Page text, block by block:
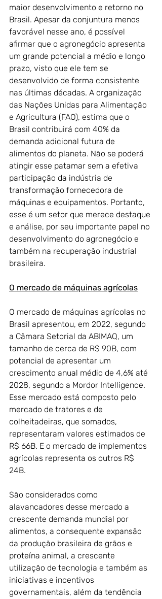
maior desenvolvimento e retorno no
Brasil. Apesar da conjuntura menos
favorável nesse ano, é possível
afirmar que o agronegócio apresenta
um grande potencial a médio e longo
prazo, visto que ele tem se
desenvolvido de forma consistente
nas últimas décadas. A organização
das Nações Unidas para Alimentação
e Agricultura (FAO), estima que o
Brasil contribuirá com 40% da
demanda adicional futura de
alimentos do planeta. Não se poderá
atingir esse patamar sem a efetiva
participação da indústria de
transformação fornecedora de
máquinas e equipamentos. Portanto,
esse é um setor que merece destaque
e análise, por seu importante papel no
desenvolvimento do agronegócio e
também na recuperação industrial
brasileira.
O mercado de máquinas agrícolas
O mercado de máquinas agrícolas no
Brasil apresentou, em 2022, segundo
a Câmara Setorial da ABIMAQ, um
tamanho de cerca de R$ 90B, com
potencial de apresentar um
crescimento anual médio de 4,6% até
2028, segundo a Mordor Intelligence.
Esse mercado está composto pelo
mercado de tratores e de
colheitadeiras, que somados,
representaram valores estimados de
R$ 66B. E o mercado de implementos
agrícolas representa os outros R$
24B.
São considerados como
alavancadores desse mercado a
crescente demanda mundial por
alimentos, a consequente expansão
da produção brasileira de grãos e
proteína animal, a crescente
utilização de tecnologia e também as
iniciativas e incentivos
governamentais, além da tendência